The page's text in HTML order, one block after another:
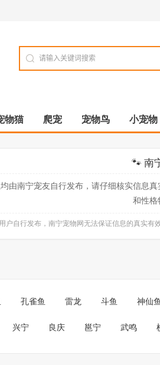
物猫 爬宠 宠物鸟 小宠物
🐾 南
由南宁宠友自行发布，请仔细核实信息
和性格
自行发布，南宁宠物网无法保证信息的真实有
孔雀鱼 雷龙 斗鱼 神仙鱼
兴宁 良庆 邕宁 武鸣